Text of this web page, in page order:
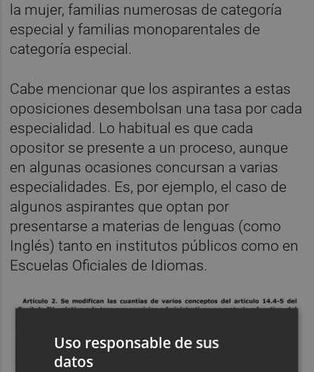
la mujer, familias numerosas de categoría
especial y familias monoparentales de
categoría especial.
Cabe mencionar que los aspirantes a estas
oposiciones desembolsan una tasa por cada
especialidad. Lo habitual es que cada
opositor se presente a un proceso, aunque
en algunas ocasiones concursan a varias
especialidades. Es, por ejemplo, el caso de
algunos aspirantes que optan por
presentarse a materias de lenguas (como
Inglés) tanto en institutos públicos como en
Escuelas Oficiales de Idiomas.
Uso responsable de sus
datos